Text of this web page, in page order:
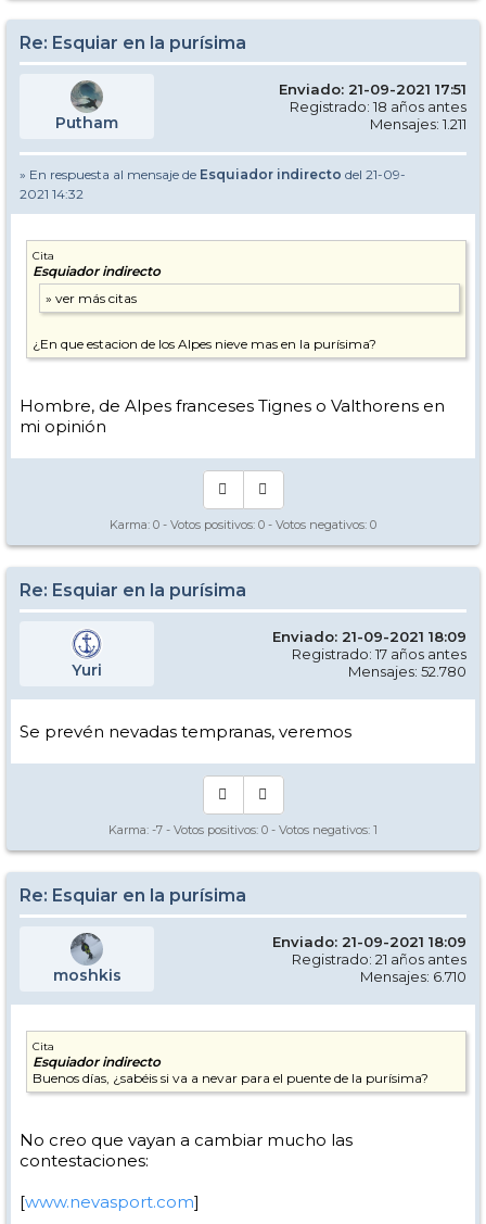
Re: Esquiar en la purísima
Putham
Enviado: 21-09-2021 17:51
Registrado: 18 años antes
Mensajes: 1.211
» En respuesta al mensaje de Esquiador indirecto del 21-09-
2021 14:32
Cita
Esquiador indirecto
¿En que estacion de los Alpes nieve mas en la purísima?
Hombre, de Alpes franceses Tignes o Valthorens en
mi opinión
Karma: 0 - Votos positivos: 0 - Votos negativos: 0
Re: Esquiar en la purísima
Yuri
Enviado: 21-09-2021 18:09
Registrado: 17 años antes
Mensajes: 52.780
Se prevén nevadas tempranas, veremos
Karma: -7 - Votos positivos: 0 - Votos negativos: 1
Re: Esquiar en la purísima
moshkis
Enviado: 21-09-2021 18:09
Registrado: 21 años antes
Mensajes: 6.710
Cita
Esquiador indirecto
Buenos días, ¿sabéis si va a nevar para el puente de la purísima?
No creo que vayan a cambiar mucho las
contestaciones:
[www.nevasport.com]